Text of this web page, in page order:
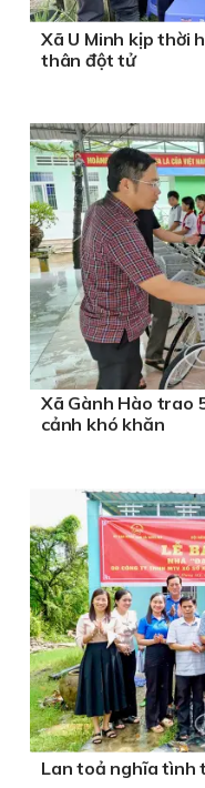
Xã U Minh kịp thời
thân đột tử
Xã Gành Hào trao
cảnh khó khăn
Lan toả nghĩa tình